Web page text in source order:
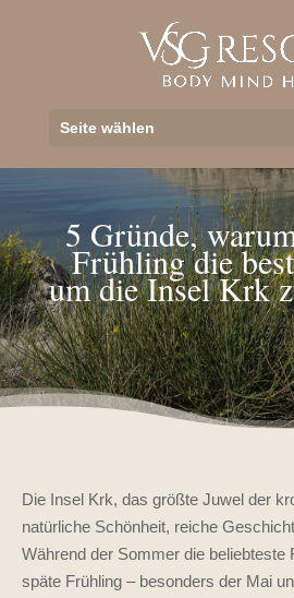
Seite wählen
5 Gründe,
Frühling die
um die Insel Krk
Die Insel Krk, das größte Juwel der
natürliche Schönheit, reiche
Während der Sommer die beliebteste
späte Frühling – besonders der Mai